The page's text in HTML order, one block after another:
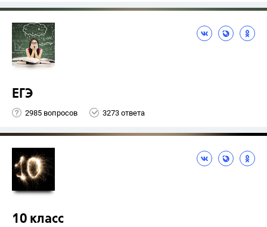
ЕГЭ
2985 вопросов 3273 ответа
10 класс